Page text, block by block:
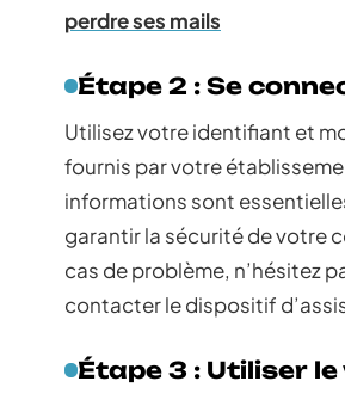
perdre ses mails
Étape 2 : Se
Utilisez votre identifiant et
fournis par votre
informations sont
garantir la sécurité de votre
cas de problème, n’hésitez
contacter le dispositif
Étape 3 : Utiliser